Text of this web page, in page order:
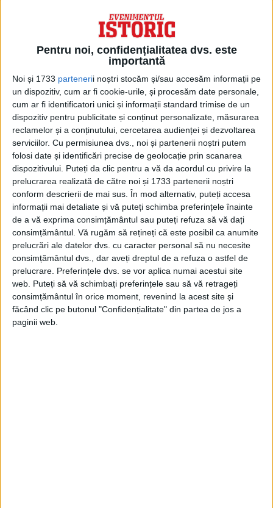
Pentru noi, confidențialitatea dvs. este
importantă
Noi și 1733 partenerii noștri stocăm și/sau accesăm informații pe
un dispozitiv, cum ar fi cookie-urile, și procesăm date personale,
cum ar fi identificatori unici și informații standard trimise de un
dispozitiv pentru publicitate și conținut personalizate, măsurarea
reclamelor și a conținutului, cercetarea audienței și dezvoltarea
serviciilor. Cu permisiunea dvs., noi și partenerii noștri putem
folosi date și identificări precise de geolocație prin scanarea
dispozitivului. Puteți da clic pentru a vă da acordul cu privire la
prelucrarea realizată de către noi și 1733 partenerii noștri
conform descrierii de mai sus. În mod alternativ, puteți accesa
informații mai detaliate și vă puteți schimba preferințele înainte
de a vă exprima consimțământul sau puteți refuza să vă dați
consimțământul. Vă rugăm să rețineți că este posibil ca anumite
prelucrări ale datelor dvs. cu caracter personal să nu necesite
consimțământul dvs., dar aveți dreptul de a refuza o astfel de
prelucrare. Preferințele dvs. se vor aplica numai acestui site
web. Puteți să vă schimbați preferințele sau să vă retrageți
consimțământul în orice moment, revenind la acest site și
făcând clic pe butonul "Confidențialitate" din partea de jos a
paginii web.
perioadă în care cetăţenii nici nu erau liberi
să ia propriile decizii, nici nu aveau vreun
cuvânt de spus pentru a influenţa deciziile
politice. O Europă în care libertatea şi
democraţia nu erau decât un vis. Zeci de
milioane de victime au fost deportate,
torturate şi ucise sub diferite regimuri
totalitare din Europa. Această cruzime,
lipsa libertăţii şi încălcarea drepturilor
fundamentale în unele părţi din Europa au
răpit mai multor generaţii de oameni şansa
de a se bucura de libertate şi democraţie".